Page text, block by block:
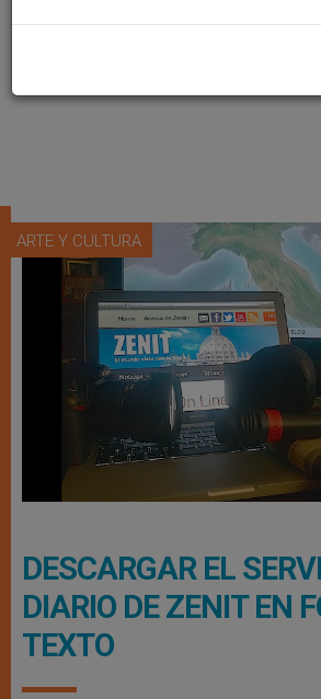
ARTE Y CULTURA
DESCARGAR EL
DIARIO DE ZENIT EN
TEXTO